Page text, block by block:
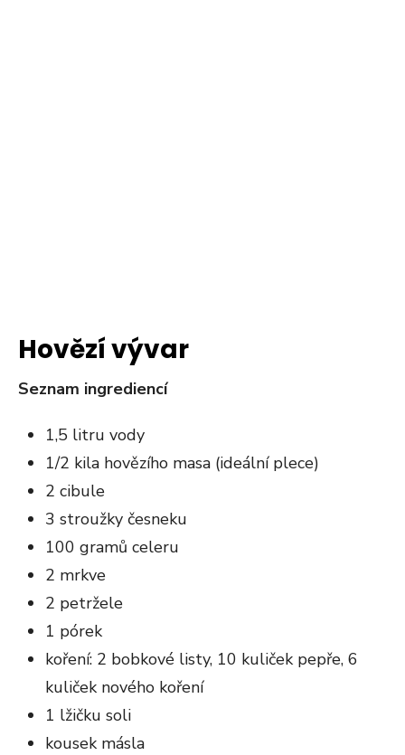
Hovězí vývar
Seznam ingrediencí
1,5 litru vody
1/2 kila hovězího masa (ideální plece)
2 cibule
3 stroužky česneku
100 gramů celeru
2 mrkve
2 petržele
1 pórek
koření: 2 bobkové listy, 10 kuliček pepře, 6
kuliček nového koření
1 lžičku soli
kousek másla